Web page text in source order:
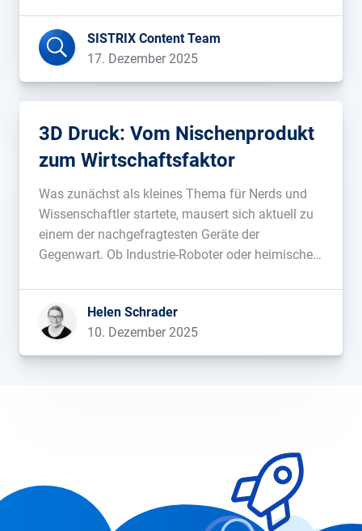
das die Datenqualität von SISTRIX auch auf diese
Systeme überträgt. Natürlich haben […]...
SISTRIX Content Team
17. Dezember 2025
3D Druck: Vom Nischenprodukt
zum Wirtschaftsfaktor
Was zunächst als kleines Thema für Nerds und
Wissenschaftler startete, mausert sich aktuell zu
einem der nachgefragtesten Geräte der
Gegenwart. Ob Industrie-Roboter oder heimischer
Erzeugnisse erreicht immer neue Nachfrage-
Ebenen, mit denen wir uns heute genauer
beschäftigen werden....
Helen Schrader
10. Dezember 2025